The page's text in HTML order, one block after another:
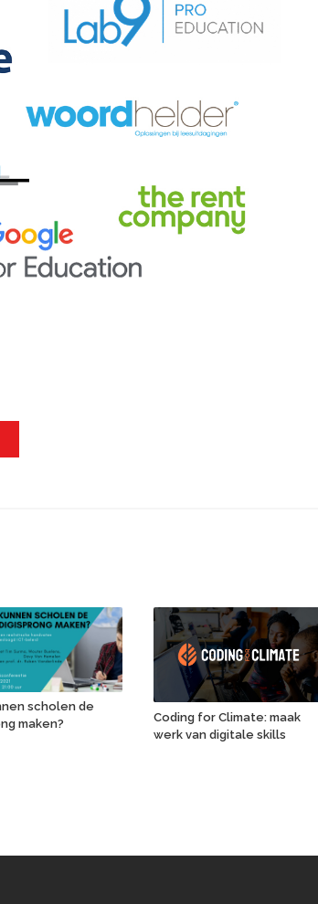
scholen de
maken?
Coding for Climate: maak
werk van digitale skills